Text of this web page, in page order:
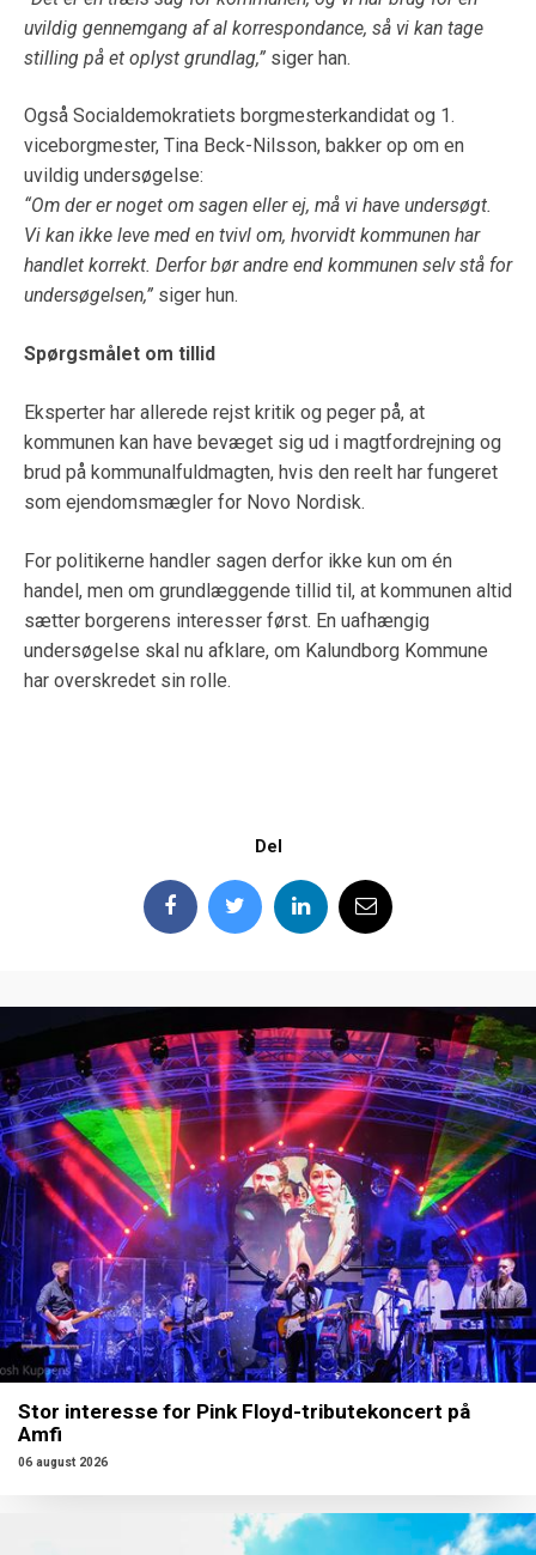
uvildig gennemgang af al korrespondance, så vi kan tage
stilling på et oplyst grundlag,” siger han.
Også Socialdemokratiets borgmesterkandidat og 1.
viceborgmester, Tina Beck-Nilsson, bakker op om en
uvildig undersøgelse:
“Om der er noget om sagen eller ej, må vi have undersøgt.
Vi kan ikke leve med en tvivl om, hvorvidt kommunen har
handlet korrekt. Derfor bør andre end kommunen selv stå for
undersøgelsen,” siger hun.
Spørgsmålet om tillid
Eksperter har allerede rejst kritik og peger på, at
kommunen kan have bevæget sig ud i magtfordrejning og
brud på kommunalfuldmagten, hvis den reelt har fungeret
som ejendomsmægler for Novo Nordisk.
For politikerne handler sagen derfor ikke kun om én
handel, men om grundlæggende tillid til, at kommunen altid
sætter borgerens interesser først. En uafhængig
undersøgelse skal nu afklare, om Kalundborg Kommune
har overskredet sin rolle.
Del
Stor interesse for Pink Floyd-tributekoncert på
Amfi
06 august 2026